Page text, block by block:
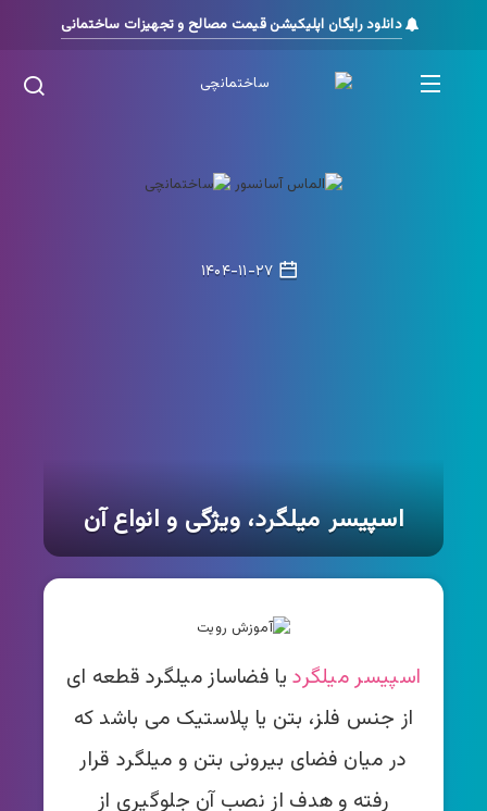
دانلود رایگان اپلیکیشن قیمت مصالح و تجهیزات ساختمانی
اسپیسر میلگرد، ویژگی و انواع آن
اسپیسر میلگردیا فضاساز میلگرد قطعه ای
از جنس فلز، بتن یا پلاستیک می باشد که
در میان فضای بیرونی بتن و میلگرد قرار
رفته و هدف از نصب آن جلوگیری از